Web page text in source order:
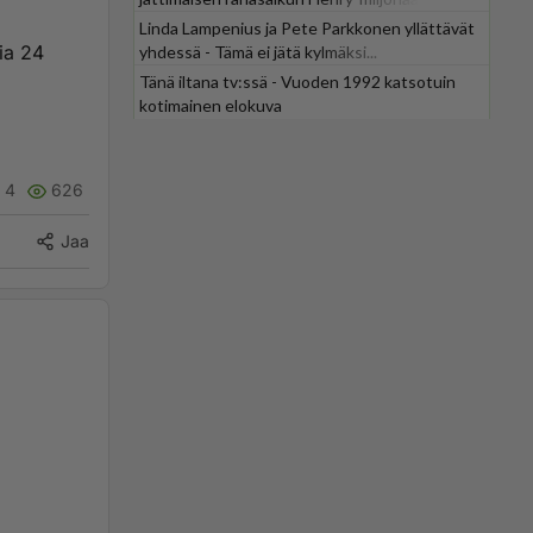
24
4 626
Jaa
Linda Lampenius ja Pete Parkkonen yllättävät
yhdessä - Tämä ei jätä kylmäksi...
Tänä iltana tv:ssä - Vuoden 1992 katsotuin
kotimainen elokuva